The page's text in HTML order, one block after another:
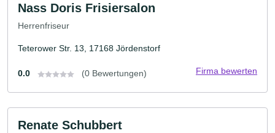
Nass Doris Frisiersalon
Herrenfriseur
Teterower Str. 13, 17168 Jördenstorf
0.0 (0 Bewertungen) Firma bewerten
Renate Schubbert